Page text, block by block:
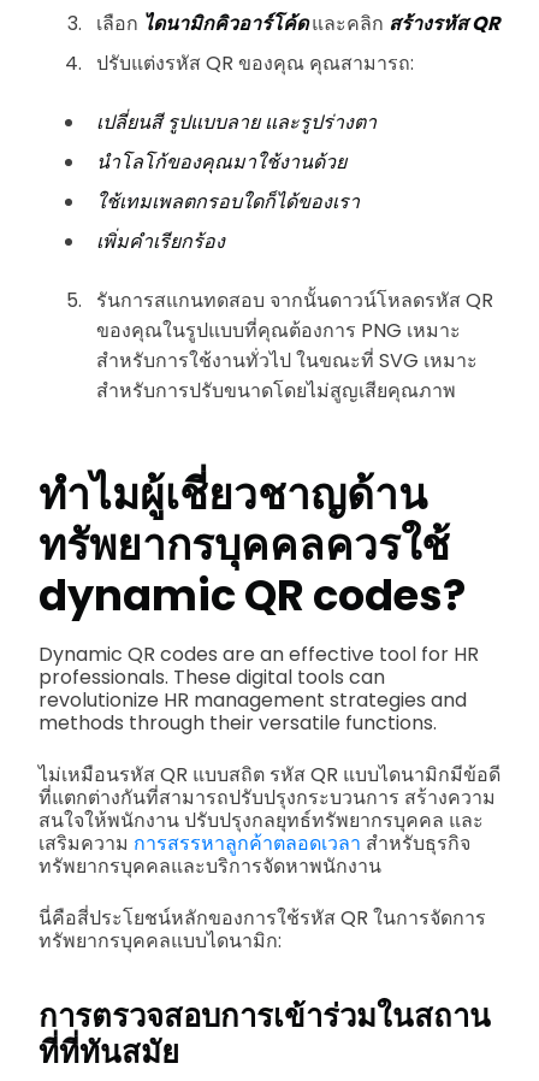
เลือก ไดนามิกคิวอาร์โค้ดและคลิก สร้างรหัส QR
ปรับแต่งรหัส QR ของคุณ คุณสามารถ:
เปลี่ยนสี รูปแบบลาย และรูปร่างตา
นำโลโก้ของคุณมาใช้งานด้วย
ใช้เทมเพลตกรอบใดก็ได้ของเรา
เพิ่มคำเรียกร้อง
รันการสแกนทดสอบ จากนั้นดาวน์โหลดรหัส QR
ของคุณในรูปแบบที่คุณต้องการ PNG เหมาะ
สำหรับการใช้งานทั่วไป ในขณะที่ SVG เหมาะ
สำหรับการปรับขนาดโดยไม่สูญเสียคุณภาพ
ทำไมผู้เชี่ยวชาญด้าน
ทรัพยากรบุคคลควรใช้
dynamic QR codes?
Dynamic QR codes are an effective tool for HR
professionals. These digital tools can
revolutionize HR management strategies and
methods through their versatile functions.
ไม่เหมือนรหัส QR แบบสถิต รหัส QR แบบไดนามิกมีข้อดี
ที่แตกต่างกันที่สามารถปรับปรุงกระบวนการ สร้างความ
สนใจให้พนักงาน ปรับปรุงกลยุทธ์ทรัพยากรบุคคล และ
เสริมความ การสรรหาลูกค้าตลอดเวลา สำหรับธุรกิจ
ทรัพยากรบุคคลและบริการจัดหาพนักงาน
นี่คือสี่ประโยชน์หลักของการใช้รหัส QR ในการจัดการ
ทรัพยากรบุคคลแบบไดนามิก:
การตรวจสอบการเข้าร่วมในสถาน
ที่ที่ทันสมัย